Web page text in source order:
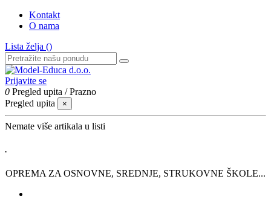
Kontakt
O nama
Lista želja ()
Prijavite se
0 Pregled upita /Prazno
Pregled upita
×
Nemate više artikala u listi
.
OPREMA ZA OSNOVNE, SREDNJE, STRUKOVNE ŠKOLE...